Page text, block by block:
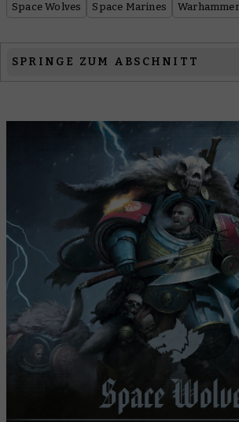
Space Wolves Space Marines
SPRINGE ZUM ABSCHNITT
2. Wer sind die Space Wolves?
3. Kampfpatrouille
5. Nächste Schritte
6. Erzählungen
7. Beginne deine Sammlung